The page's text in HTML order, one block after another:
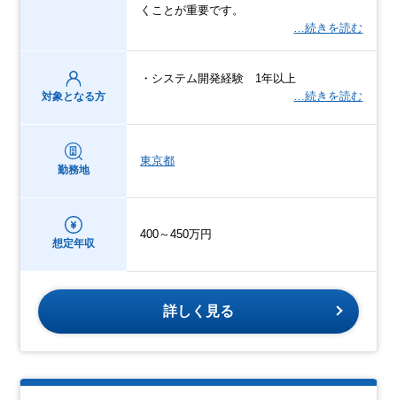
くことが重要です。
…続きを読む
対象となる方
・システム開発経験 1年以上
…続きを読む
勤務地
東京都
想定年収
400～450万円
詳しく見る